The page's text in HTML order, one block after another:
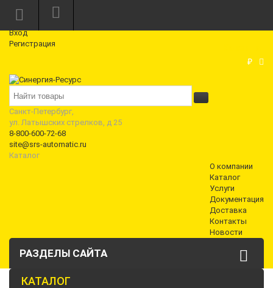
Режим работы: Пн—Пт: 10:00—18:00
Вход
Регистрация
₽
Санкт-Петербург,
ул. Латышских стрелков, д 25
8-800-600-72-68
site@srs-automatic.ru
Каталог
О компании
Каталог
Услуги
Документация
Доставка
Контакты
Новости
РАЗДЕЛЫ САЙТА
КАТАЛОГ